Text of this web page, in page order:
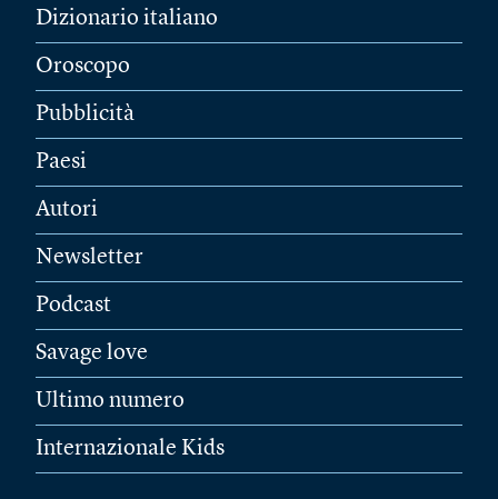
Dizionario italiano
Oroscopo
Pubblicità
Paesi
Autori
Newsletter
Podcast
Savage love
Ultimo numero
Internazionale Kids